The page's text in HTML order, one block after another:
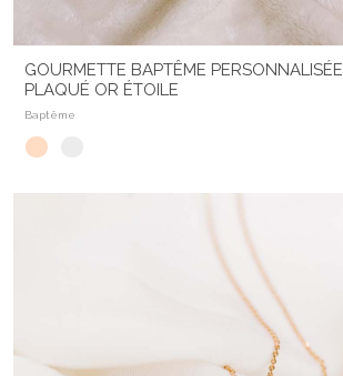
GOURMETTE BAPTÊME PERSONNALISÉE
PLAQUÉ OR ÉTOILE
Baptême